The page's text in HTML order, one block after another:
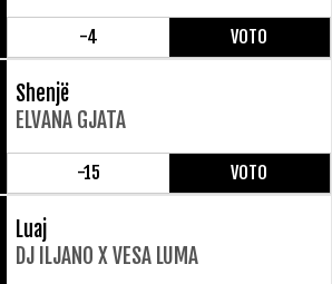
-4 VOTO
Shenjë
ELVANA GJATA
-15 VOTO
Luaj
DJ ILJANO X VESA LUMA